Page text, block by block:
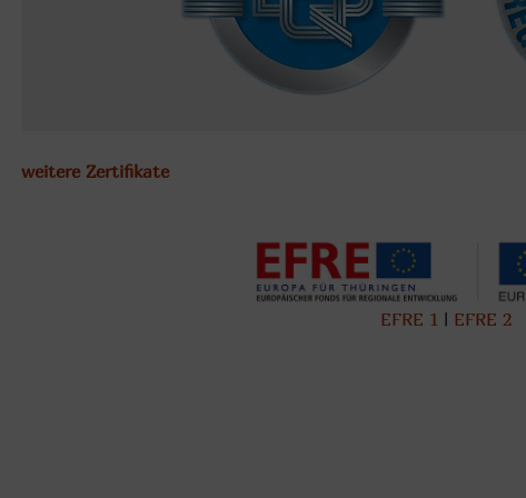
weitere Zertifikate
EFRE 1 | EFRE 2